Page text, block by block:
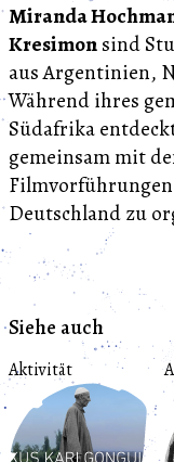
Miranda
Kresimonsind
aus Argentinien,
Während ihres
Südafrika
gemeinsam mit
Deutschland zu
Siehe auch
Aktivität